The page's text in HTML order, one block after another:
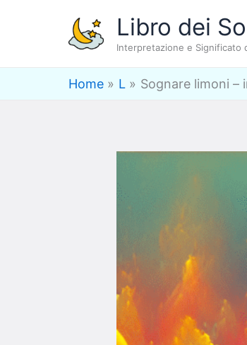
Libro dei
Interpretazione e Significato
Home L Sognare limoni